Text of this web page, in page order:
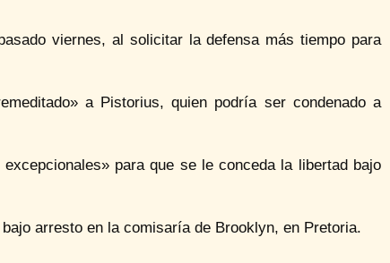
viernes, al solicitar la defensa más tiempo para
a Pistorius, quien podría ser condenado a
para que se le conceda la libertad bajo
arresto en la comisaría de Brooklyn, en Pretoria.